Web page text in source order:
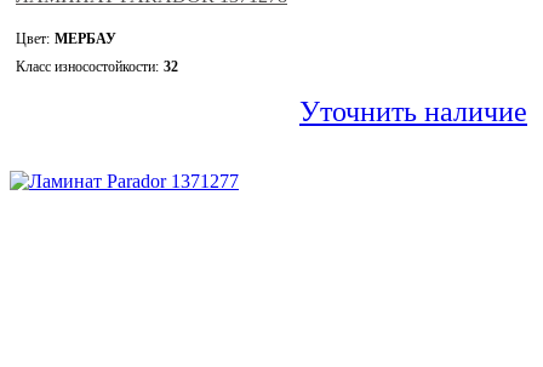
Цвет: МЕРБАУ
Класс износостойкости: 32
Уточнить наличие